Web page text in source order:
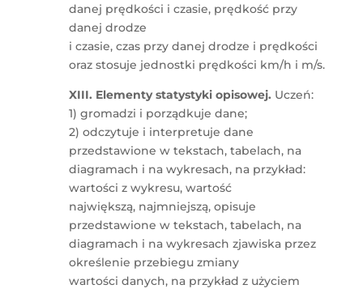
danej prędkości i czasie, prędkość przy
danej drodze
i czasie, czas przy danej drodze i prędkości
oraz stosuje jednostki prędkości km/h i m/s.
XIII. Elementy statystyki opisowej. Uczeń:
1) gromadzi i porządkuje dane;
2) odczytuje i interpretuje dane
przedstawione w tekstach, tabelach, na
diagramach i na wykresach, na przykład:
wartości z wykresu, wartość
największą, najmniejszą, opisuje
przedstawione w tekstach, tabelach, na
diagramach i na wykresach zjawiska przez
określenie przebiegu zmiany
wartości danych, na przykład z użyciem